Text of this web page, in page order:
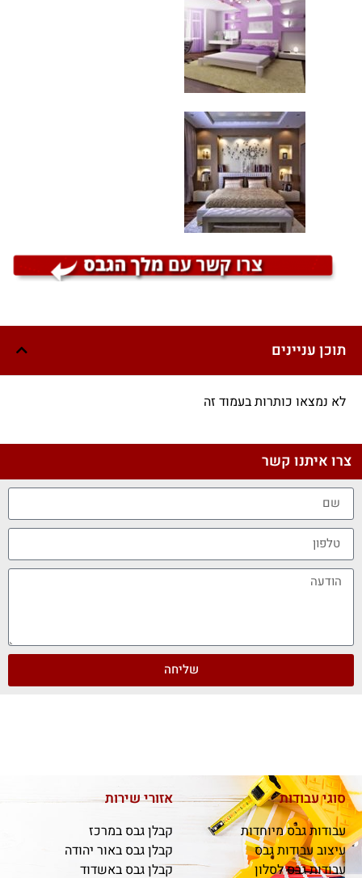
תוכן עניינים
לא נמצאו כותרות בעמוד זה
צרו איתנו קשר
שליחה
סוגי עבודות
עבודות גבס מיוחדות
עיצוב עבודות גבס
עבודות גבס לסלון
אזורי שירות
קבלן גבס במרכז
קבלן גבס באור יהודה
קבלן גבס באשדוד